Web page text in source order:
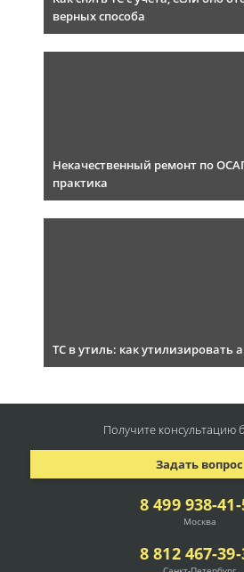
верных способа
Некачественный ремонт по
практика
ТС в утиль: как утилизировать
8 499 938-
Москва
8 812 467-
Задать вопрос
Получите консультацию